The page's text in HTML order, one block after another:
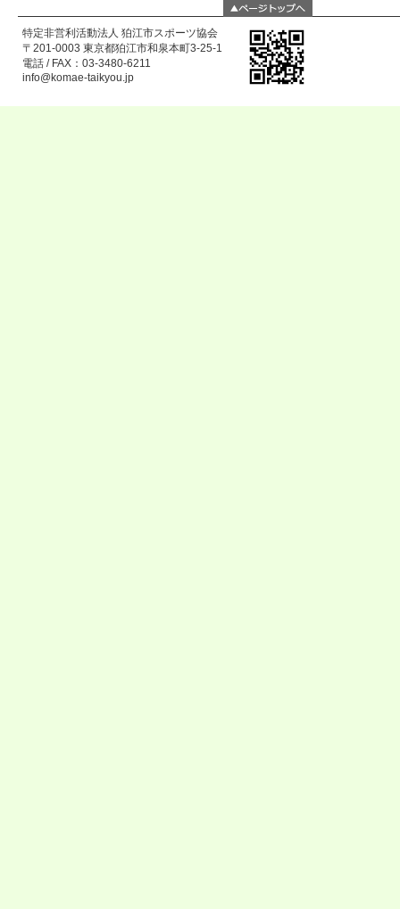
特定非営利活動法人 狛江市スポーツ協会
〒201-0003 東京都狛江市和泉本町3-25-1
電話 / FAX：03-3480-6211
info@komae-taikyou.jp